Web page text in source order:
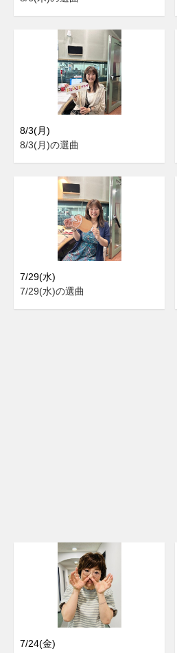
8/3(月)
8/3(月)の選曲
7/29(水)
7/29(水)の選曲
7/24(金)